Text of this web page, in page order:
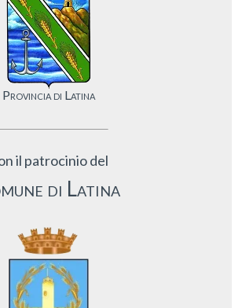
Provincia di Latina
il patrocinio del
di Latina